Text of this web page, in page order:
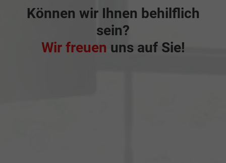
Können wir Ihnen behilflich
sein?
Wir freuen uns auf Sie!